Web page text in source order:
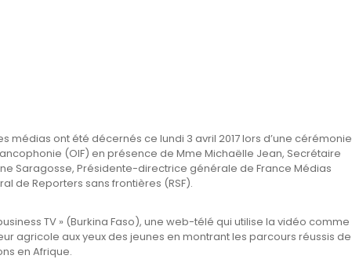
médias ont été décernés ce lundi 3 avril 2017 lors d’une cérémonie
(OIF) en présence de Mme Michaëlle Jean, Secrétaire
Saragosse, Présidente-directrice générale de France Médias
de Reporters sans frontières (RSF).
TV » (Burkina Faso), une web-télé qui utilise la vidéo comme
agricole aux yeux des jeunes en montrant les parcours réussis de
en Afrique.